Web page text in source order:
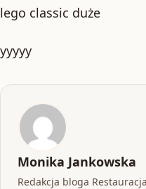
lego classic duże
yyyyy
Monika Jankowska
Redakcja bloga